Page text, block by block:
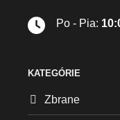
Po - Pia:
KATEGÓRIE
Zbrane